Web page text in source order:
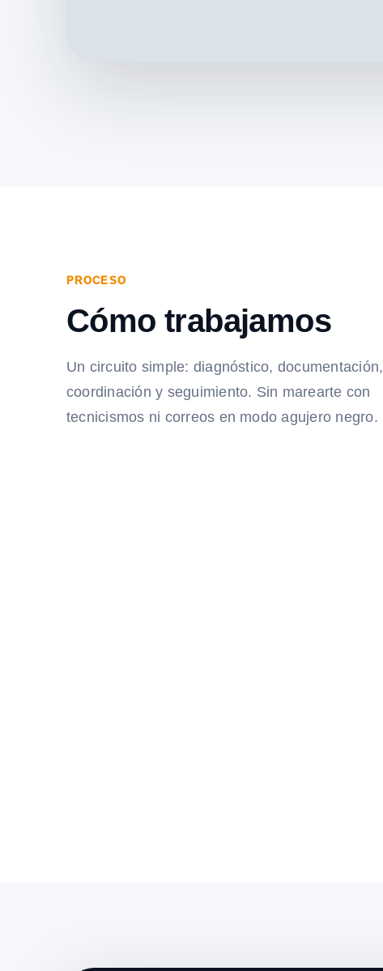
PROCESO
Cómo trabajamos
Un circuito simple: diagnóstico, documentación,
coordinación y seguimiento. Sin marearte con
tecnicismos ni correos en modo agujero negro.